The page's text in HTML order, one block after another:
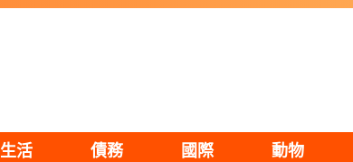
生活 債務 國際 動物